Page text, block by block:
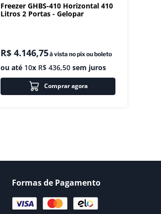
Freezer GHBS-410 Horizontal 410
Litros 2 Portas - Gelopar
R$ 4.146,75à vista no pix ou boleto
ou até 10x R$ 436,50sem juros
Comprar agora
Formas de Pagamento